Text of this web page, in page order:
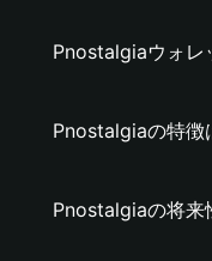
Pnostalgiaウォレ
Pnostalgiaの特徴
Pnostalgiaの将来